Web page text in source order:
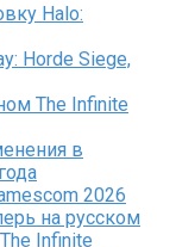
Halo:
Horde Siege,
The Infinite
в
2026
на русском
Infinite